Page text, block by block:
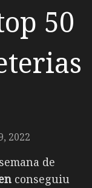
50
2022
de
conseguiu